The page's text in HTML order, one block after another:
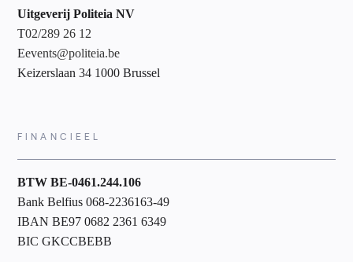
Uitgeverij Politeia NV
T02/289 26 12
Eevents@politeia.be
Keizerslaan 34 1000 Brussel
FINANCIEEL
BTW BE-0461.244.106
Bank Belfius 068-2236163-49
IBAN BE97 0682 2361 6349
BIC GKCCBEBB